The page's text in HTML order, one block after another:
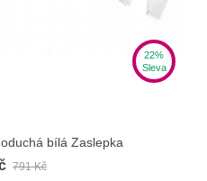
22%
Sleva
bílá Zaslepka
791 Kč